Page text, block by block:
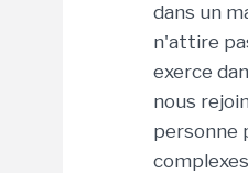
dans un
n'attire
exerce
nous
personne